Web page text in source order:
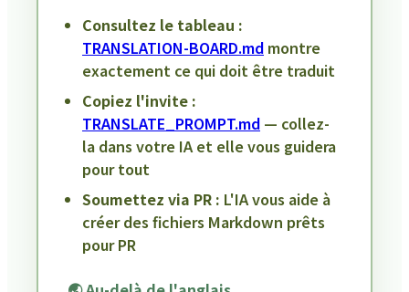
Consultez le tableau :
TRANSLATION-BOARD.md montre
exactement ce qui doit être traduit
Copiez l'invite :
TRANSLATE_PROMPT.md — collez-
la dans votre IA et elle vous guidera
pour tout
Soumettez via PR : L'IA vous aide à
créer des fichiers Markdown prêts
pour PR